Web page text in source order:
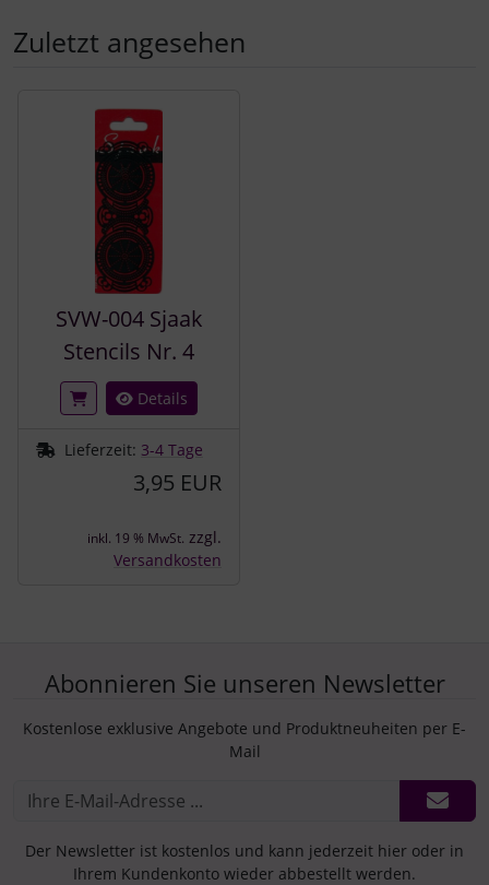
Zuletzt angesehen
SVW-004 Sjaak
Stencils Nr. 4
Details
Lieferzeit: 3-4 Tage
3,95 EUR
inkl. 19 % MwSt. zzgl.
Versandkosten
Abonnieren Sie unseren Newsletter
Kostenlose exklusive Angebote und Produktneuheiten per E-
Mail
Der Newsletter ist kostenlos und kann jederzeit hier oder in
Ihrem Kundenkonto wieder abbestellt werden.